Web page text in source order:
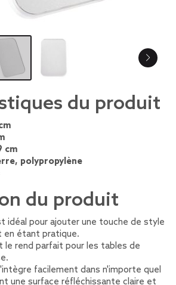
du produit
cm
polypropylène
du produit
idéal pour ajouter une touche de style
étant pratique.
le rend parfait pour les tables de
facilement dans n'importe quel
une surface réfléchissante claire et